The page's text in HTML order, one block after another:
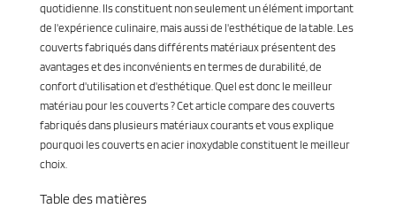
quotidienne. Ils constituent non seulement un élément important
de l'expérience culinaire, mais aussi de l'esthétique de la table. Les
couverts fabriqués dans différents matériaux présentent des
avantages et des inconvénients en termes de durabilité, de
confort d'utilisation et d'esthétique. Quel est donc le meilleur
matériau pour les couverts ? Cet article compare des couverts
fabriqués dans plusieurs matériaux courants et vous explique
pourquoi les couverts en acier inoxydable constituent le meilleur
choix.
Table des matières